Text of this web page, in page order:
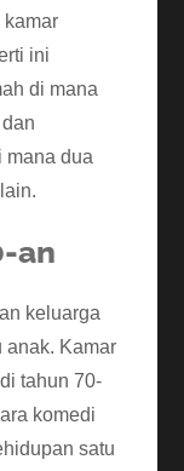
kamar
ini
di mana
mana dua
an
keluarga
anak. Kamar
tahun 70-
komedi
satu